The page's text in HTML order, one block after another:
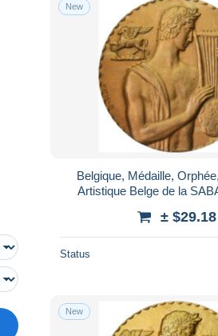
New
Belgique, Médaille,
Artistique Belge de la
± $29.18
Status
New